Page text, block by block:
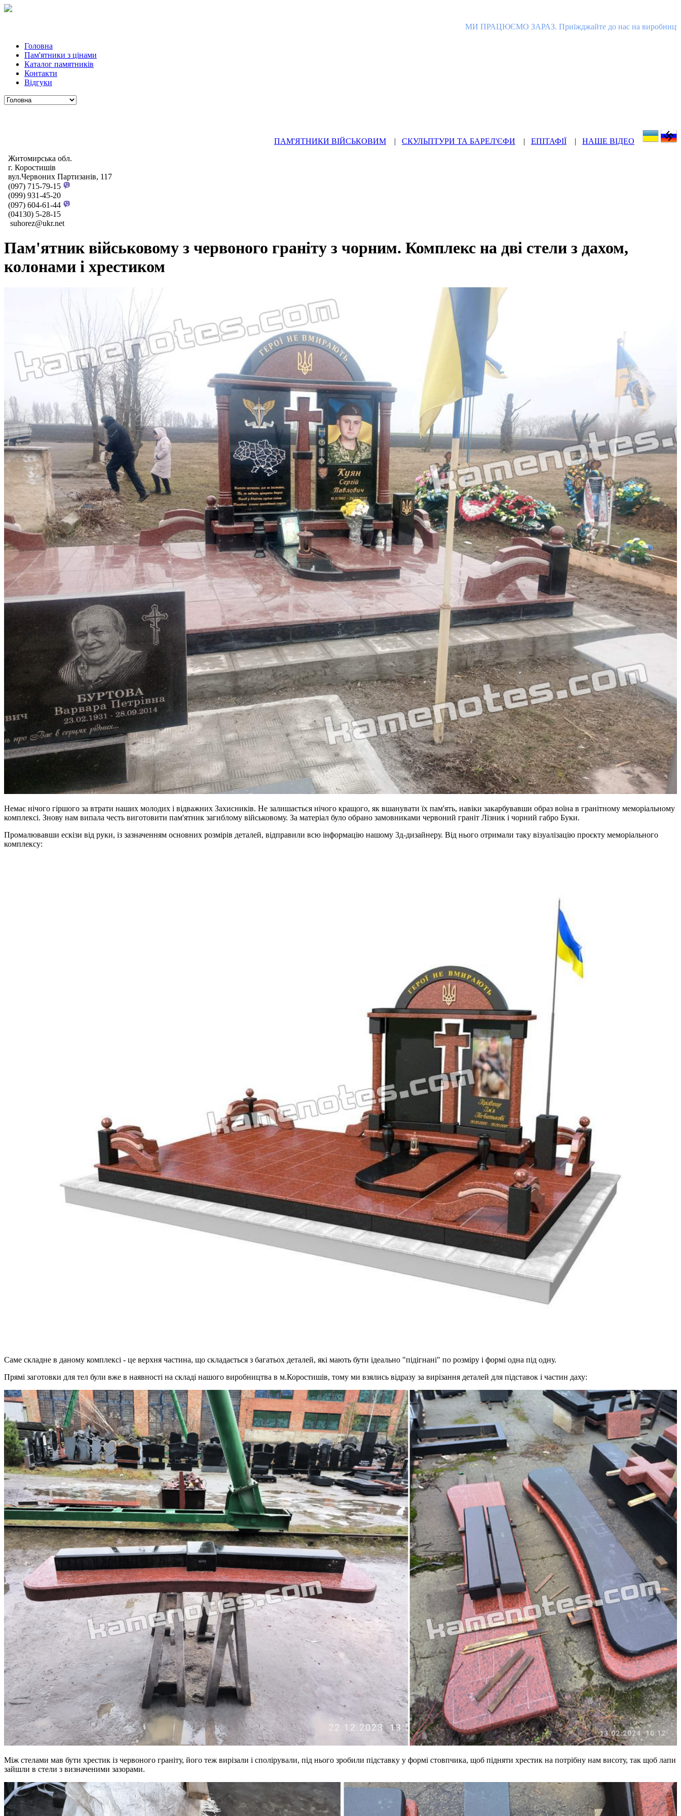
МИ ПРАЦЮЄМО ЗАРАЗ. Приїжджайте до нас на виробництво в Коростишів, зробіть
Головна
Пам'ятники з цінами
Каталог памятників
Контакти
Відгуки
ПАМ'ЯТНИКИ ВІЙСЬКОВИМ | СКУЛЬПТУРИ ТА БАРЕЛ'ЄФИ | ЕПІТАФІЇ | НАШЕ ВІДЕО
Житомирська обл.
г. Коростишів
вул.Червоних Партизанів, 117
(097) 715-79-15
(099) 931-45-20
(097) 604-61-44
(04130) 5-28-15
suhorez@ukr.net
Пам'ятник військовому з червоного граніту з чорним. Комплекс на дві стели з дахом,
колонами і хрестиком
Немає нічого гіршого за втрати наших молодих і відважних Захисників. Не залишається нічого кращого, як вшанувати їх пам'ять, навіки закарбувавши образ воїна в гранітному меморіальному
комплексі. Знову нам випала честь виготовити пам'ятник загиблому військовому. За матеріал було обрано замовниками червоний граніт Лізник і чорний габро Буки.
Промалювавши ескізи від руки, із зазначенням основних розмірів деталей, відправили всю інформацію нашому 3д-дизайнеру. Від нього отримали таку візуалізацію проєкту меморіального
комплексу:
Саме складне в даному комплексі - це верхня частина, що складається з багатьох деталей, які мають бути ідеально "підігнані" по розміру і формі одна під одну.
Прямі заготовки для тел були вже в наявності на складі нашого виробництва в м.Коростишів, тому ми взялись відразу за вирізання деталей для підставок і частин даху:
Між стелами мав бути хрестик із червоного граніту, його теж вирізали і сполірували, під нього зробили підставку у формі стовпчика, щоб підняти хрестик на потрібну нам висоту, так щоб лапи
зайшли в стели з визначеними зазорами.